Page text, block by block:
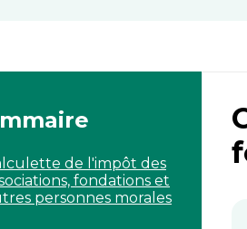
de l'impôt des
fondations et
personnes morales